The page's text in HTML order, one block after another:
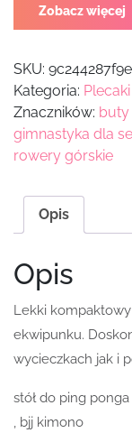
Zobacz więcej
SKU:
Kategoria: Plecaki
Znaczników: buty
gimnastyka dla
rowery górskie
Opis
Opis
Lekki
ekwipunku.
wycieczkach jak i
stół do ping ponga
, bjj kimono